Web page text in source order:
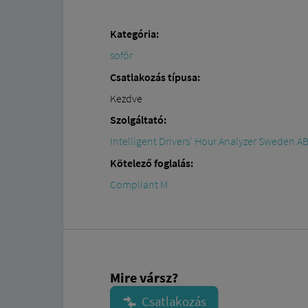
Kategória:
sofőr
Csatlakozás típusa:
Kezdve
Szolgáltató:
Intelligent Drivers' Hour Analyzer Sweden AB
Kötelező foglalás:
Compliant M
Mire vársz?